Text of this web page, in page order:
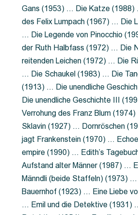
Gans (1953) … Die Katze
des Felix Lumpach (1967) … Die
… Die Legende von Pinocchio
der Ruth Halbfass (1972) … Die
reitenden Leichen (1972) … Die
… Die Schaukel (1983) … Die
(1913) … Die unendliche
Die unendliche Geschichte III
Verrohung des Franz Blum
Sklavin (1927) … Dornröschen
jagt Frankenstein (1970) …
empire (1990) … Edith’s
Aufstand alter Männer (1987) …
Männdli (beide Staffeln) (1973)
Bauernhof (1923) … Eine Liebe
… Emil und die Detektive (1931)